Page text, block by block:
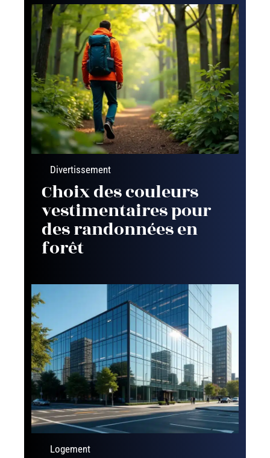
Divertissement
Choix des couleurs
vestimentaires pour
des randonnées en
forêt
Logement